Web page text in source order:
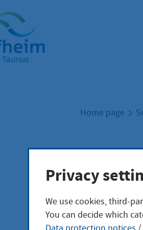
Home page
Privacy
We use cookies, third-
You can decide which